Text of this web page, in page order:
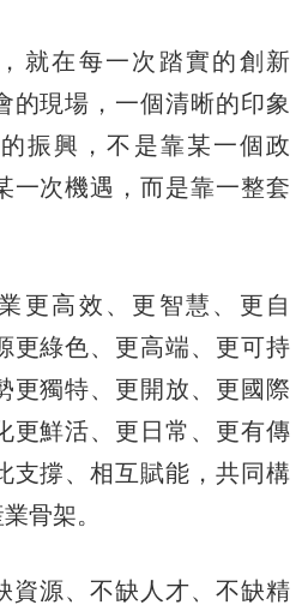
就在每一次踏實的創新
的現場，一個清晰的印象
振興，不是靠某一個政
一次機遇，而是靠一整套
更高效、更智慧、更自
更綠色、更高端、更可持
更獨特、更開放、更國際
更鮮活、更日常、更有傳
支撐、相互賦能，共同構
骨架。
資源、不缺人才、不缺精